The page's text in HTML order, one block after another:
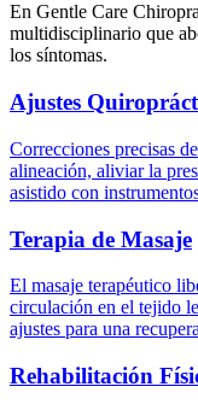
En Gentle Care
multidisciplinario que
los síntomas.
Ajustes
Correcciones precisas
alineación, aliviar la
asistido con
Terapia de Masaje
El masaje terapéutico
circulación en el tejido
ajustes para una
Rehabilitación